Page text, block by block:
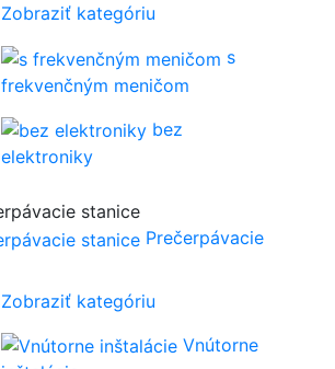
Zobraziť kategóriu
s
frekvenčným meničom
bez
elektroniky
Prečerpávacie
Zobraziť kategóriu
Vnútorne